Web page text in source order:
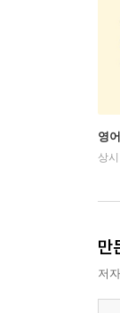
영
상시
만
저